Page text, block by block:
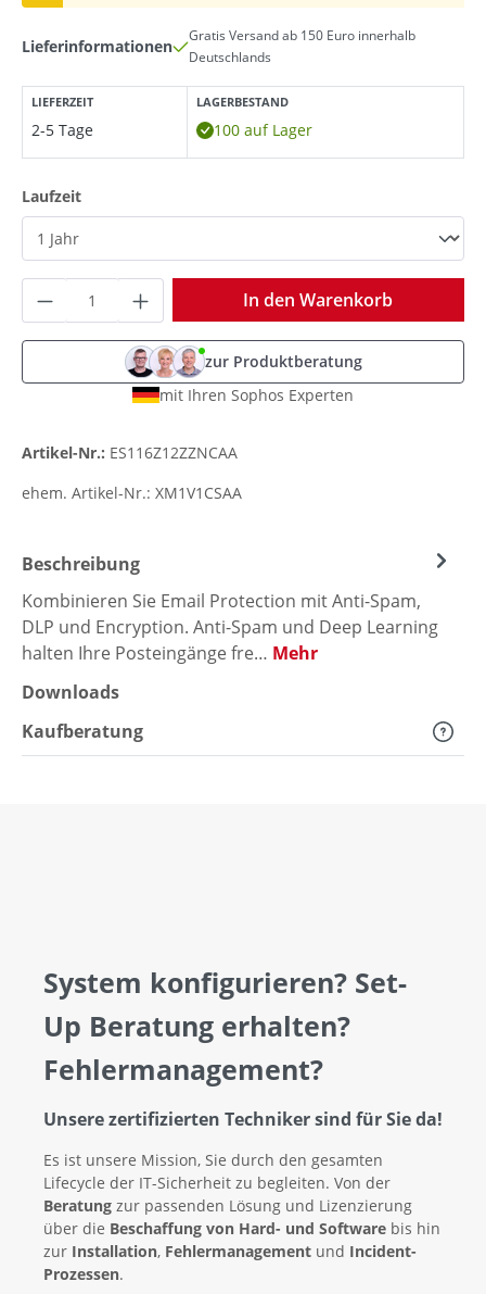
Lieferinformationen
Gratis Versand ab 150 Euro innerhalb
Deutschlands
LIEFERZEIT
2-5 Tage
LAGERBESTAND
100 auf Lager
Laufzeitauswählen
Produkt Anzahl: Gib den gewünschten
In den Warenkorb
zur Produktberatung
mit Ihren Sophos Experten
Artikel-Nr.: ES116Z12ZZNCAA
ehem. Artikel-Nr.: XM1V1CSAA
Beschreibung
Kombinieren Sie Email Protection mit Anti-Spam,
DLP und Encryption. Anti-Spam und Deep Learning
halten Ihre Posteingänge fre… Mehr
Downloads
Kaufberatung
System konfigurieren? Set-
Up Beratung erhalten?
Fehlermanagement?
Unsere zertifizierten Techniker sind für Sie da!
Es ist unsere Mission, Sie durch den gesamten
Lifecycle der IT-Sicherheit zu begleiten. Von der
Beratung zur passenden Lösung und Lizenzierung
über die Beschaffung von Hard- und Software bis hin
zur Installation, Fehlermanagement und Incident-
Prozessen.